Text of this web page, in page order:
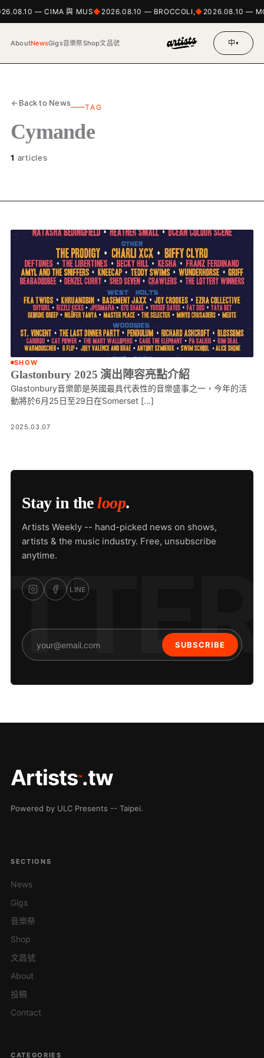
— CIMA 與 MUS 2026.08.10 — BROCCOLI, 2026.08.10 —
AboutNewsGigs音樂祭Shop文昌號 中▾
Back to News TAG
Cymande
1 articles
SHOW
Glastonbury 2025 演出陣容亮點介紹
Glastonbury音樂節是英國最具代表性的音樂盛事之一，今年的活
動將於6月25日至29日在Somerset […]
2025.03.07
Stay in theloop.
Artists Weekly -- hand-picked news on shows,
artists & the music industry. Free, unsubscribe
anytime.
LINE
SUBSCRIBE
Artists™.tw
Powered by ULC Presents -- Taipei.
SECTIONS
News
Gigs
音樂祭
Shop
文昌號
About
投稿
Contact
CATEGORIES